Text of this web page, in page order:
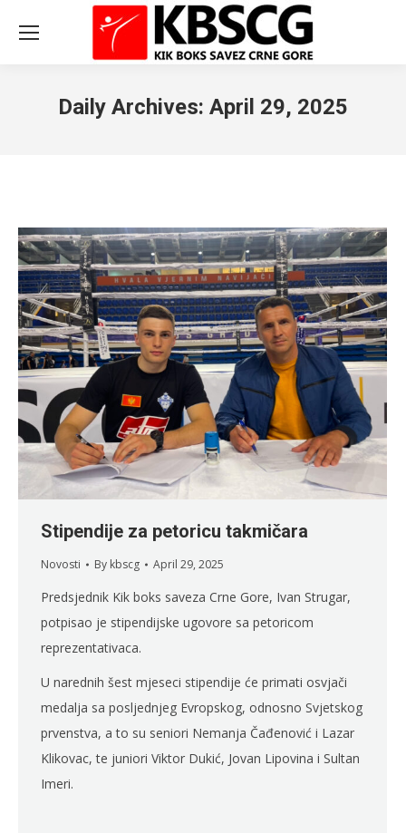
Daily Archives: April 29, 2025
Stipendije za petoricu takmičara
Novosti By kbscg April 29, 2025
Predsjednik Kik boks saveza Crne Gore, Ivan Strugar,
potpisao je stipendijske ugovore sa petoricom
reprezentativaca.
U narednih šest mjeseci stipendije će primati osvjači
medalja sa posljednjeg Evropskog, odnosno Svjetskog
prvenstva, a to su seniori Nemanja Čađenović i Lazar
Klikovac, te juniori Viktor Dukić, Jovan Lipovina i Sultan
Imeri.